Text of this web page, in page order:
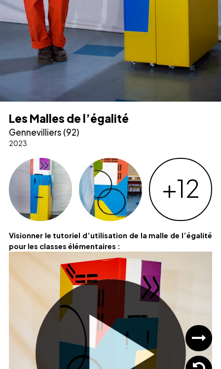
Les Malles de l’égalité
Gennevilliers (92)
2023
+12
Visionner le tutoriel d’utilisation de la malle de l’égalité
pour les classes élémentaires :